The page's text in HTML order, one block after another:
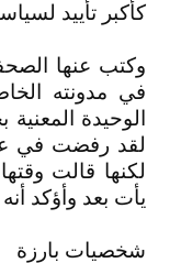
كأكبر تأييد
وكتب عنها
في مدونته
الوحيدة
لكنها قالت
يأت بعد وأؤكد
شخصيات بارزة